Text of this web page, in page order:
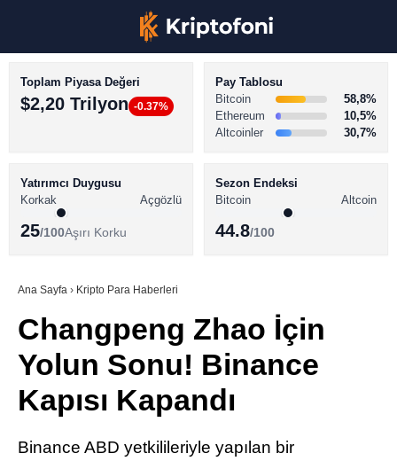
Youtube
TikTok
BİTCOİN HABERLERİ
ALTCOİN HABERLERİ
SÖZLÜK
Toplam Piyasa Değeri
$2,20 Trilyon -0.37%
Pay Tablosu
Bitcoin
58,8%
Ethereum
10,5%
Altcoinler
30,7%
Yatırımcı Duygusu
Korkak
Açgözlü
25/100Aşırı Korku
Sezon Endeksi
Bitcoin
Altcoin
44.8/100
Ana Sayfa › Kripto Para Haberleri
Changpeng Zhao İçin
Yolun Sonu! Binance
Kapısı Kapandı
Binance ABD yetkilileriyle yapılan bir